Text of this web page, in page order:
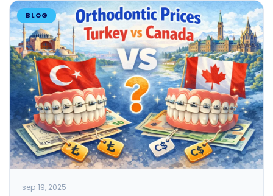
BLOG
sep 19, 2025